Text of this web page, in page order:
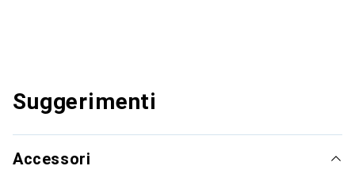
Suggerimenti
Accessori